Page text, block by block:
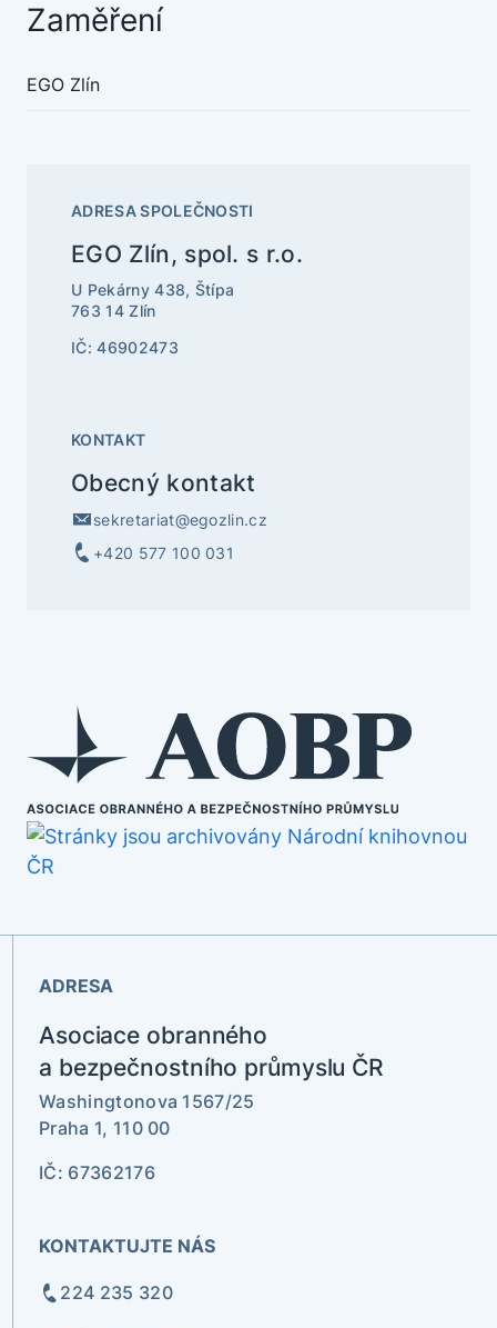
Zaměření
EGO Zlín
ADRESA SPOLEČNOSTI
EGO Zlín, spol. s r.o.
U Pekárny 438, Štípa
763 14 Zlín
IČ: 46902473
KONTAKT
Obecný kontakt
sekretariat@egozlin.cz
+420 577 100 031
ADRESA
Asociace obranného
a bezpečnostního průmyslu ČR
Washingtonova 1567/25
Praha 1, 110 00
IČ: 67362176
KONTAKTUJTE NÁS
224 235 320